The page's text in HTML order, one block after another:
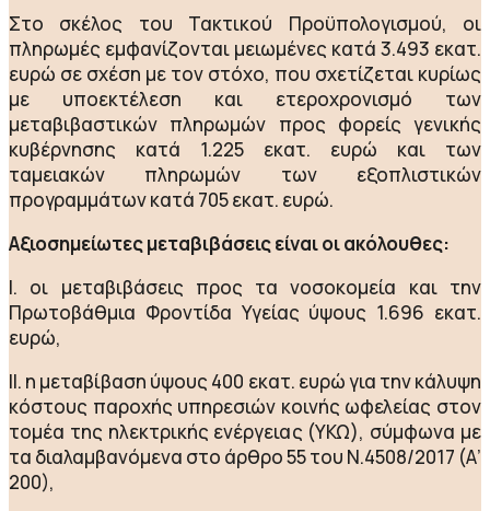
Στο σκέλος του Τακτικού Προϋπολογισμού, οι
πληρωμές εμφανίζονται μειωμένες κατά 3.493 εκατ.
ευρώ σε σχέση με τον στόχο, που σχετίζεται κυρίως
με υποεκτέλεση και ετεροχρονισμό των
μεταβιβαστικών πληρωμών προς φορείς γενικής
κυβέρνησης κατά 1.225 εκατ. ευρώ και των
ταμειακών πληρωμών των εξοπλιστικών
προγραμμάτων κατά 705 εκατ. ευρώ.
Αξιοσημείωτες μεταβιβάσεις είναι οι ακόλουθες:
I. οι μεταβιβάσεις προς τα νοσοκομεία και την
Πρωτοβάθμια Φροντίδα Υγείας ύψους 1.696 εκατ.
ευρώ,
II. η μεταβίβαση ύψους 400 εκατ. ευρώ για την κάλυψη
κόστους παροχής υπηρεσιών κοινής ωφελείας στον
τομέα της ηλεκτρικής ενέργειας (ΥΚΩ), σύμφωνα με
τα διαλαμβανόμενα στο άρθρο 55 του Ν.4508/2017 (Α’
200),